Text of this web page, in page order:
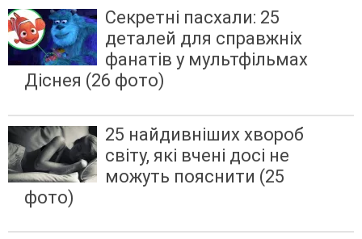
Секретні пасхали: 25
деталей для справжніх
фанатів у мультфільмах
Діснея (26 фото)
25 найдивніших хвороб
світу, які вчені досі не
можуть пояснити (25
фото)